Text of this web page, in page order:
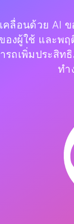
คลื่อนด้วย AI
งผู้ใช้ และพฤ
ถเพิ่มประสิท
ทำ